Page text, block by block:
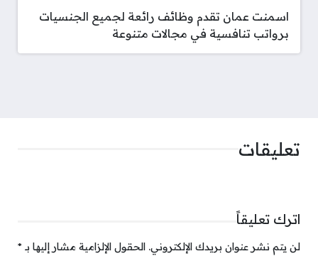
اسمنت عمان تقدم وظائف رائعة لجميع الجنسيات
برواتب تنافسية في مجالات متنوعة
تعليقات
اترك تعليقاً
لن يتم نشر عنوان بريدك الإلكتروني. الحقول الإلزامية مشار إليها بـ *